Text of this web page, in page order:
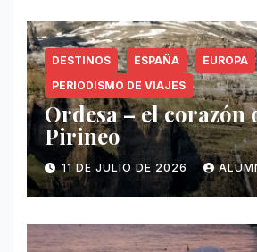
DESTINOS ESPAÑA
EUROPA
PERIODISMO DE VIAJES
Ordesa – el corazón
Pirineo
11 DE JULIO DE 2026